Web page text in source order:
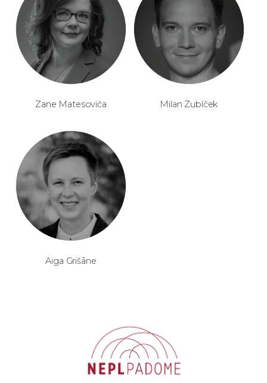
Zane Matesoviča Milan Zubíček
Aiga Grišāne